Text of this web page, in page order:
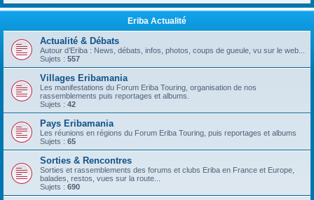
e
Eriba Actualité
Actualité & Débats
Autour d’Eriba : News, débats, infos, photos, coups de gueule, vu sur le web...
Sujets : 557
Villages Eribamania
Les manifestations du Forum Eriba Touring, organisation de nos
rassemblements puis reportages et albums.
Sujets : 42
Pays Eribamania
Les réunions en régions du Forum Eriba Touring, puis reportages et albums
Sujets : 65
Sorties & Rencontres
Sorties et rassemblements des forums et clubs Eriba en France et Europe,
balades, restos, vues sur la route...
Sujets : 690